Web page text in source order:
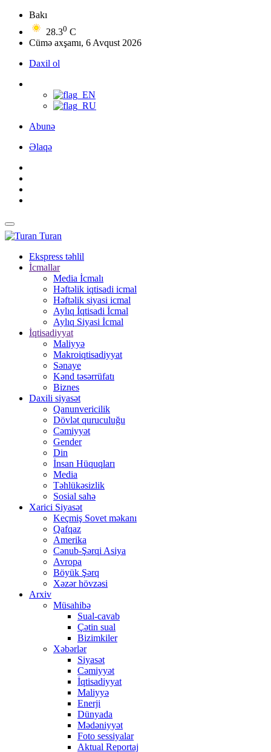
Bakı
28.30 C
Cümə axşamı, 6 Avqust 2026
Daxil ol
Abunə
Əlaqə
Turan
Ekspress təhlil
İcmallar
Media İcmalı
Həftəlik iqtisadi icmal
Həftəlik siyasi icmal
Aylıq İqtisadi İcmal
Aylıq Siyasi İcmal
İqtisadiyyat
Maliyyə
Makroiqtisadiyyat
Sənaye
Kənd təsərrüfatı
Biznes
Daxili siyasət
Qanunvericilik
Dövlət quruculuğu
Cəmiyyət
Gender
Din
İnsan Hüquqları
Media
Təhlükəsizlik
Sosial sahə
Xarici Siyasət
Keçmiş Sovet məkanı
Qafqaz
Amerika
Cənub-Şərqi Asiya
Avropa
Böyük Şərq
Xəzər hövzəsi
Arxiv
Müsahibə
Sual-cavab
Çətin sual
Bizimkiler
Xəbərlər
Siyasət
Cəmiyyət
İqtisadiyyat
Maliyyə
Enerji
Dünyada
Mədəniyyət
Foto sessiyalar
Aktual Reportaj